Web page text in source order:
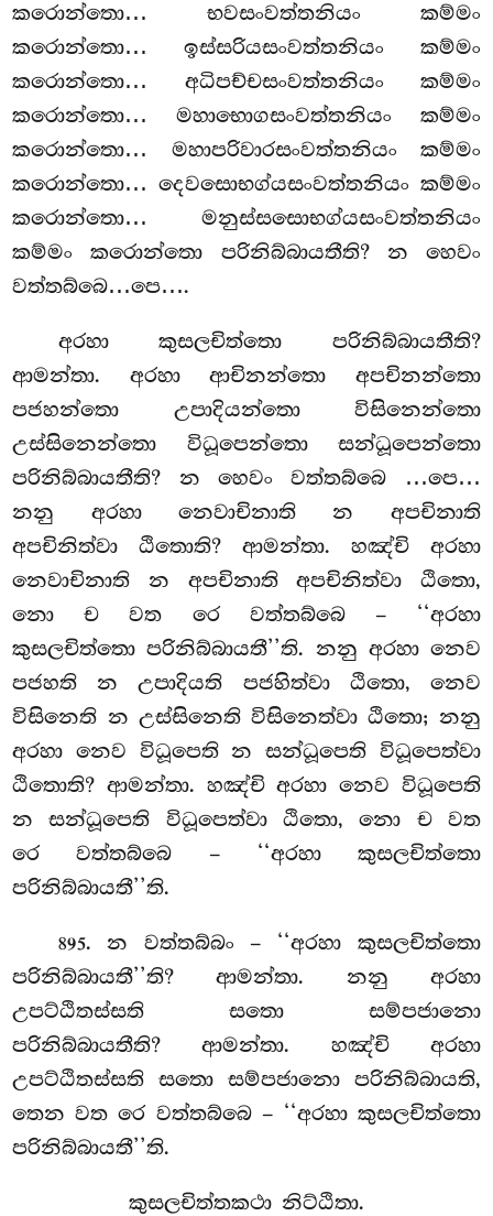
කරොන්තො… භවසංවත්තනියං කම්මං
කරොන්තො… ඉස්සරියසංවත්තනියං කම්මං
කරොන්තො… අධිපච්චසංවත්තනියං කම්මං
කරොන්තො… මහාභොගසංවත්තනියං කම්මං
කරොන්තො… මහාපරිවාරසංවත්තනියං කම්මං
කරොන්තො… දෙවසොභග්යසංවත්තනියං කම්මං
කරොන්තො… මනුස්සසොභග්යසංවත්තනියං
කම්මං කරොන්තො පරිනිබ්බායතීති? න හෙවං
වත්තබ්බෙ…පෙ….
අරහා කුසලචිත්තො පරිනිබ්බායතීති?
ආමන්තා. අරහා ආචිනන්තො අපචිනන්තො
පජහන්තො උපාදියන්තො විසිනෙන්තො
උස්සිනෙන්තො විධූපෙන්තො සන්ධූපෙන්තො
පරිනිබ්බායතීති? න හෙවං වත්තබ්බෙ
…පෙ…
නනු අරහා නෙවාචිනාති න අපචිනාති
අපචිනිත්වා ඨිතොති? ආමන්තා. හඤ්චි අරහා
නෙවාචිනාති න අපචිනාති අපචිනිත්වා ඨිතො,
නො ච වත රෙ වත්තබ්බෙ – ‘‘අරහා
කුසලචිත්තො පරිනිබ්බායතී’’ති. නනු අරහා නෙව
පජහති න උපාදියති පජහිත්වා ඨිතො, නෙව
විසිනෙති න උස්සිනෙති විසිනෙත්වා ඨිතො; නනු
අරහා නෙව විධූපෙති න සන්ධූපෙති විධූපෙත්වා
ඨිතොති? ආමන්තා. හඤ්චි අරහා නෙව විධූපෙති
න සන්ධූපෙති විධූපෙත්වා ඨිතො, නො ච වත
රෙ වත්තබ්බෙ – ‘‘අරහා කුසලචිත්තො
පරිනිබ්බායතී’’ති.
895. න වත්තබ්බං – ‘‘අරහා කුසලචිත්තො
පරිනිබ්බායතී’’ති? ආමන්තා. නනු අරහා
උපට්ඨිතස්සති සතො සම්පජානො
පරිනිබ්බායතීති? ආමන්තා. හඤ්චි අරහා
උපට්ඨිතස්සති සතො සම්පජානො පරිනිබ්බායති,
තෙන වත රෙ වත්තබ්බෙ – ‘‘අරහා කුසලචිත්තො
පරිනිබ්බායතී’’ති.
කුසලචිත්තකථා නිට්ඨිතා.